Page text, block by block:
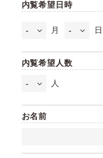
内覧希望日時
月 日
内覧希望人数
人
お名前